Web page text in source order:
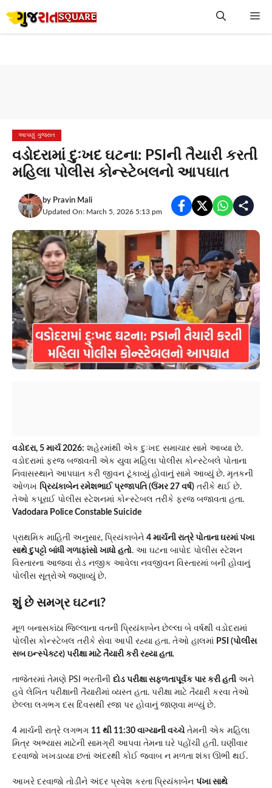
to
આપણું ગુજરાત
વડોદરામાં દુઃખદ ઘટના: PSIની તૈયારી કરતી
મહિલા પોલીસ કોન્સ્ટેબલનો આપઘાત
by Pravin Mali
Updated On: March 5, 2026 5:13 pm
વડોદરા, 5 માર્ચ 2026: શહેરમાંથી એક દુઃખદ સમાચાર સામે આવ્યા છે.
વડોદરામાં ફરજ બજાવતી એક યુવા મહિલા પોલીસ કોન્સ્ટેબલે પોતાના
નિવાસસ્થાને આપઘાત કરી જીવન ટૂંકાવ્યું હોવાનું સામે આવ્યું છે. મૃતકની
ઓળખ પ્રિયંકાબેન રમેશભાઈ પ્રજાપતિ (ઉંમર 27 વર્ષ) તરીકે થઈ છે.
તેઓ કપૂરાઈ પોલીસ સ્ટેશનમાં કોન્સ્ટેબલ તરીકે ફરજ બજાવતા હતા.
Vadodara Police Constable Suicide
પ્રાથમિક માહિતી અનુસાર, પ્રિયંકાબેને 4 માર્ચની રાત્રે પોતાના ઘરમાં પંખા
સાથે દુપટ્ટો બાંધી ગળાફાંસો ખાધો હતો. આ ઘટના બાપોદ પોલીસ સ્ટેશન
વિસ્તારના આજવા રોડ નજીક આવેલા નવજીવન વિસ્તારમાં બની હોવાનું
પોલીસ સૂત્રોએ જણાવ્યું છે.
શું છે સમગ્ર ઘટના?
મૂળ બનાસકાંઠા જિલ્લાના વતની પ્રિયંકાબેન છેલ્લા બે વર્ષથી વડોદરામાં
પોલીસ કોન્સ્ટેબલ તરીકે સેવા આપી રહ્યા હતા. તેઓ હાલમાં PSI (પોલીસ
સબ ઇન્સ્પેક્ટર) પરીક્ષા માટે તૈયારી કરી રહ્યા હતા.
તાજેતરમાં તેમણે PSI ભરતીની દોડ પરીક્ષા સફળતાપૂર્વક પાર કરી હતી અને
હવે લેખિત પરીક્ષાની તૈયારીમાં વ્યસ્ત હતા. પરીક્ષા માટે તૈયારી કરવા તેઓ
છેલ્લા લગભગ દસ દિવસથી રજા પર હોવાનું જાણવા મળ્યું છે.
4 માર્ચની રાત્રે લગભગ 11 થી 11:30 વાગ્યાની વચ્ચેતેમની એક મહિલા
મિત્ર અભ્યાસ માટેની સામગ્રી આપવા તેમના ઘરે પહોંચી હતી. ઘણીવાર
દરવાજો ખખડાવ્યા છતાં અંદરથી કોઈ જવાબ ન મળતા શંકા ઊભી થઈ.
આખરે દરવાજો તોડીને અંદર પ્રવેશ કરતા પ્રિયંકાબેન પંખા સાથે